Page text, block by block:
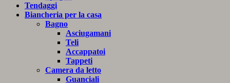
Tendaggi
Biancheria per la casa
Bagno
Asciugamani
Teli
Accappatoi
Tappeti
Camera da letto
Guanciali